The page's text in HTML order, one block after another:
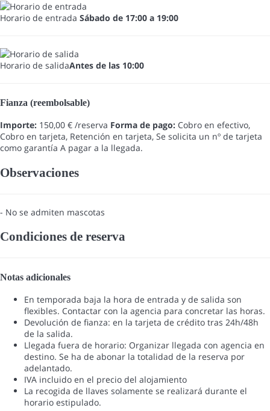
Horario de entrada Sábado de 17:00 a 19:00
Horario de salidaAntes de las 10:00
Fianza (reembolsable)
Importe: 150,00 € /reserva Forma de pago: Cobro en efectivo,
Cobro en tarjeta, Retención en tarjeta, Se solicita un nº de tarjeta
como garantía A pagar a la llegada.
Observaciones
- No se admiten mascotas
Condiciones de reserva
Notas adicionales
En temporada baja la hora de entrada y de salida son
flexibles. Contactar con la agencia para concretar las horas.
Devolución de fianza: en la tarjeta de crédito tras 24h/48h
de la salida.
Llegada fuera de horario: Organizar llegada con agencia en
destino. Se ha de abonar la totalidad de la reserva por
adelantado.
IVA incluido en el precio del alojamiento
La recogida de llaves solamente se realizará durante el
horario estipulado.